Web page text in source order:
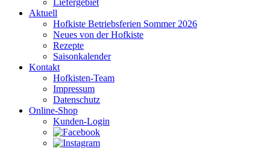
Liefergebiet
Aktuell
Hofkiste Betriebsferien Sommer 2026
Neues von der Hofkiste
Rezepte
Saisonkalender
Kontakt
Hofkisten-Team
Impressum
Datenschutz
Online-Shop
Kunden-Login